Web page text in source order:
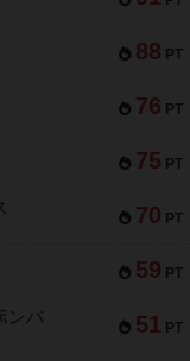
88 PT
76 PT
75 PT
70 PT
59 PT
51 PT
ンバ